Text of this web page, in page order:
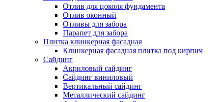
Отлив для цоколя фундамента
Отлив оконный
Отливы для забора
Парапет для забора
Плитка клинкерная фасадная
Клинкерная фасадная плитка под кирпич
Сайдинг
Акриловый сайдинг
Сайдинг виниловый
Вертикальный сайдинг
Металлический сайдинг